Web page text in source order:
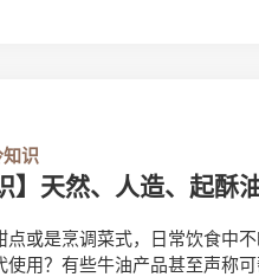
识
】天然、人造、起酥
点或是烹调菜式，日常饮食中
使用？有些牛油产品甚至声称